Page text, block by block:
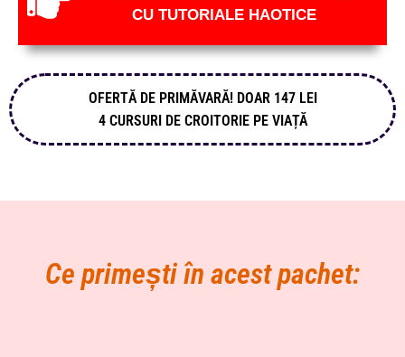
CU TUTORIALE HAOTICE
OFERTĂ DE PRIMĂVARĂ! DOAR 147 LEI
4 CURSURI DE CROITORIE PE VIAȚĂ
Ce primești în acest pachet: